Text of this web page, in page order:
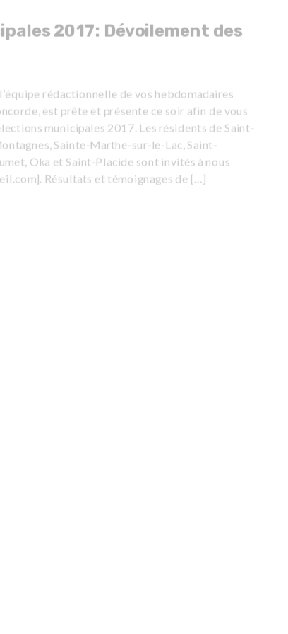
2017: Dévoilement des
rédactionnelle de vos hebdomadaires
est prête et présente ce soir afin de vous
municipales 2017. Les résidents de Saint-
Sainte-Marthe-sur-le-Lac, Saint-
Oka et Saint-Placide sont invités à nous
Résultats et témoignages de […]